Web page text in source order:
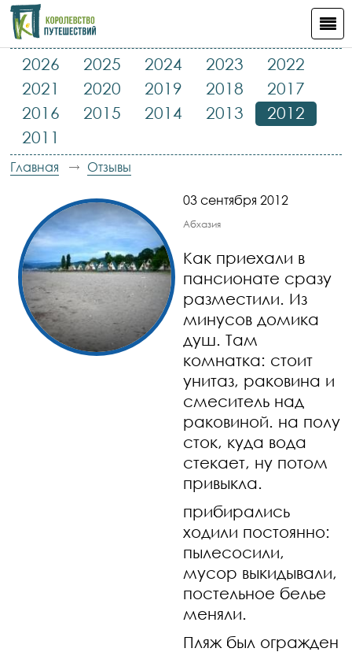
2026 2025 2024 2023
2022
2021
2020 2019 2018
2017
2016
2015 2014 2013
2012
2011
Главная Отзывы
03 сентября 2012
Абхазия
Как приехали в
пансионате сразу
разместили. Из
минусов домика
душ. Там
комнатка: стоит
унитаз, раковина и
смеситель над
раковиной. на полу
сток, куда вода
стекает, ну потом
привыкла.
прибирались
ходили постоянно:
пылесосили,
мусор выкидывали,
постельное белье
меняли.
Пляж был огражден